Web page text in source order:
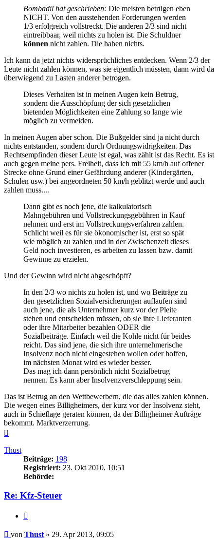
Bombadil hat geschrieben: Die meisten betrügen eben
NICHT. Von den ausstehenden Forderungen werden
1/3 erfolgreich vollstreckt. Die anderen 2/3 sind nicht
eintreibbaar, weil nichts zu holen ist. Die Schuldner
können nicht zahlen. Die haben nichts.
Ich kann da jetzt nichts widersprüchliches entdecken. Wenn 2/3 der
Leute nicht zahlen können, was sie eigentlich müssten, dann wird da
überwiegend zu Lasten anderer betrogen.
Dieses Verhalten ist in meinen Augen kein Betrug,
sondern die Ausschöpfung der sich gesetzlichen
bietenden Möglichkeiten eine Zahlung so lange wie
möglich zu vermeiden.
In meinen Augen aber schon. Die Bußgelder sind ja nicht durch
nichts entstanden, sondern durch Ordnungswidrigkeiten. Das
Rechtsempfinden dieser Leute ist egal, was zählt ist das Recht. Es ist
auch gegen meine pers. Freiheit, dass ich mit 55 km/h auf offener
Strecke ohne Grund einer Gefährdung anderer (Kindergärten,
Schulen usw.) bei angeordneten 50 km/h geblitzt werde und auch
zahlen muss....
Dann gibt es noch jene, die kalkulatorisch
Mahngebühren und Vollstreckungsgebühren in Kauf
nehmen und erst im Vollstreckungsverfahren zahlen.
Schlicht weil es für sie ökonomischer ist, erst so spät
wie möglich zu zahlen und in der Zwischenzeit dieses
Geld noch investieren, es arbeiten zu lassen bzw. damit
Gewinne zu erzielen.
Und der Gewinn wird nicht abgeschöpft?
In den 2/3 wo nichts zu holen ist, und wo Beiträge zu
den gesetzlichen Sozialversicherungen auflaufen sind
auch jene, die als Unternehmer kurz vor der Pleite
stehen und entscheiden müssen, ob sie ihre Lieferanten
oder ihre Mitarbeiter bezahlen ODER die
Sozialbeiträge. Einfach weil die Kohle nicht für beides
reicht. Das sind jene, die sich ihre unternehmerische
Insolvenz noch nicht eingestehen wollen oder hoffen,
im nächsten Monat wird es wieder besser.
Das mag ich dann persönlich nicht Sozialbetrug
nennen. Es kann aber Insolvenzverschleppung sein.
Das ist Betrug an den Wettbewerbern, die das alles zahlen können.
Die wegen eines Billigheimers, der kurz vor der Insolvenz steht,
auch in Schieflage geraten können, da der Billigheimer Aufträge
bekommt. Marktverzerrung.
Thust
Beiträge: 198
Registriert: 23. Okt 2010, 10:51
Behörde:
Re: Kfz-Steuer
Beitrag
von Thust » 29. Apr 2013, 09:05